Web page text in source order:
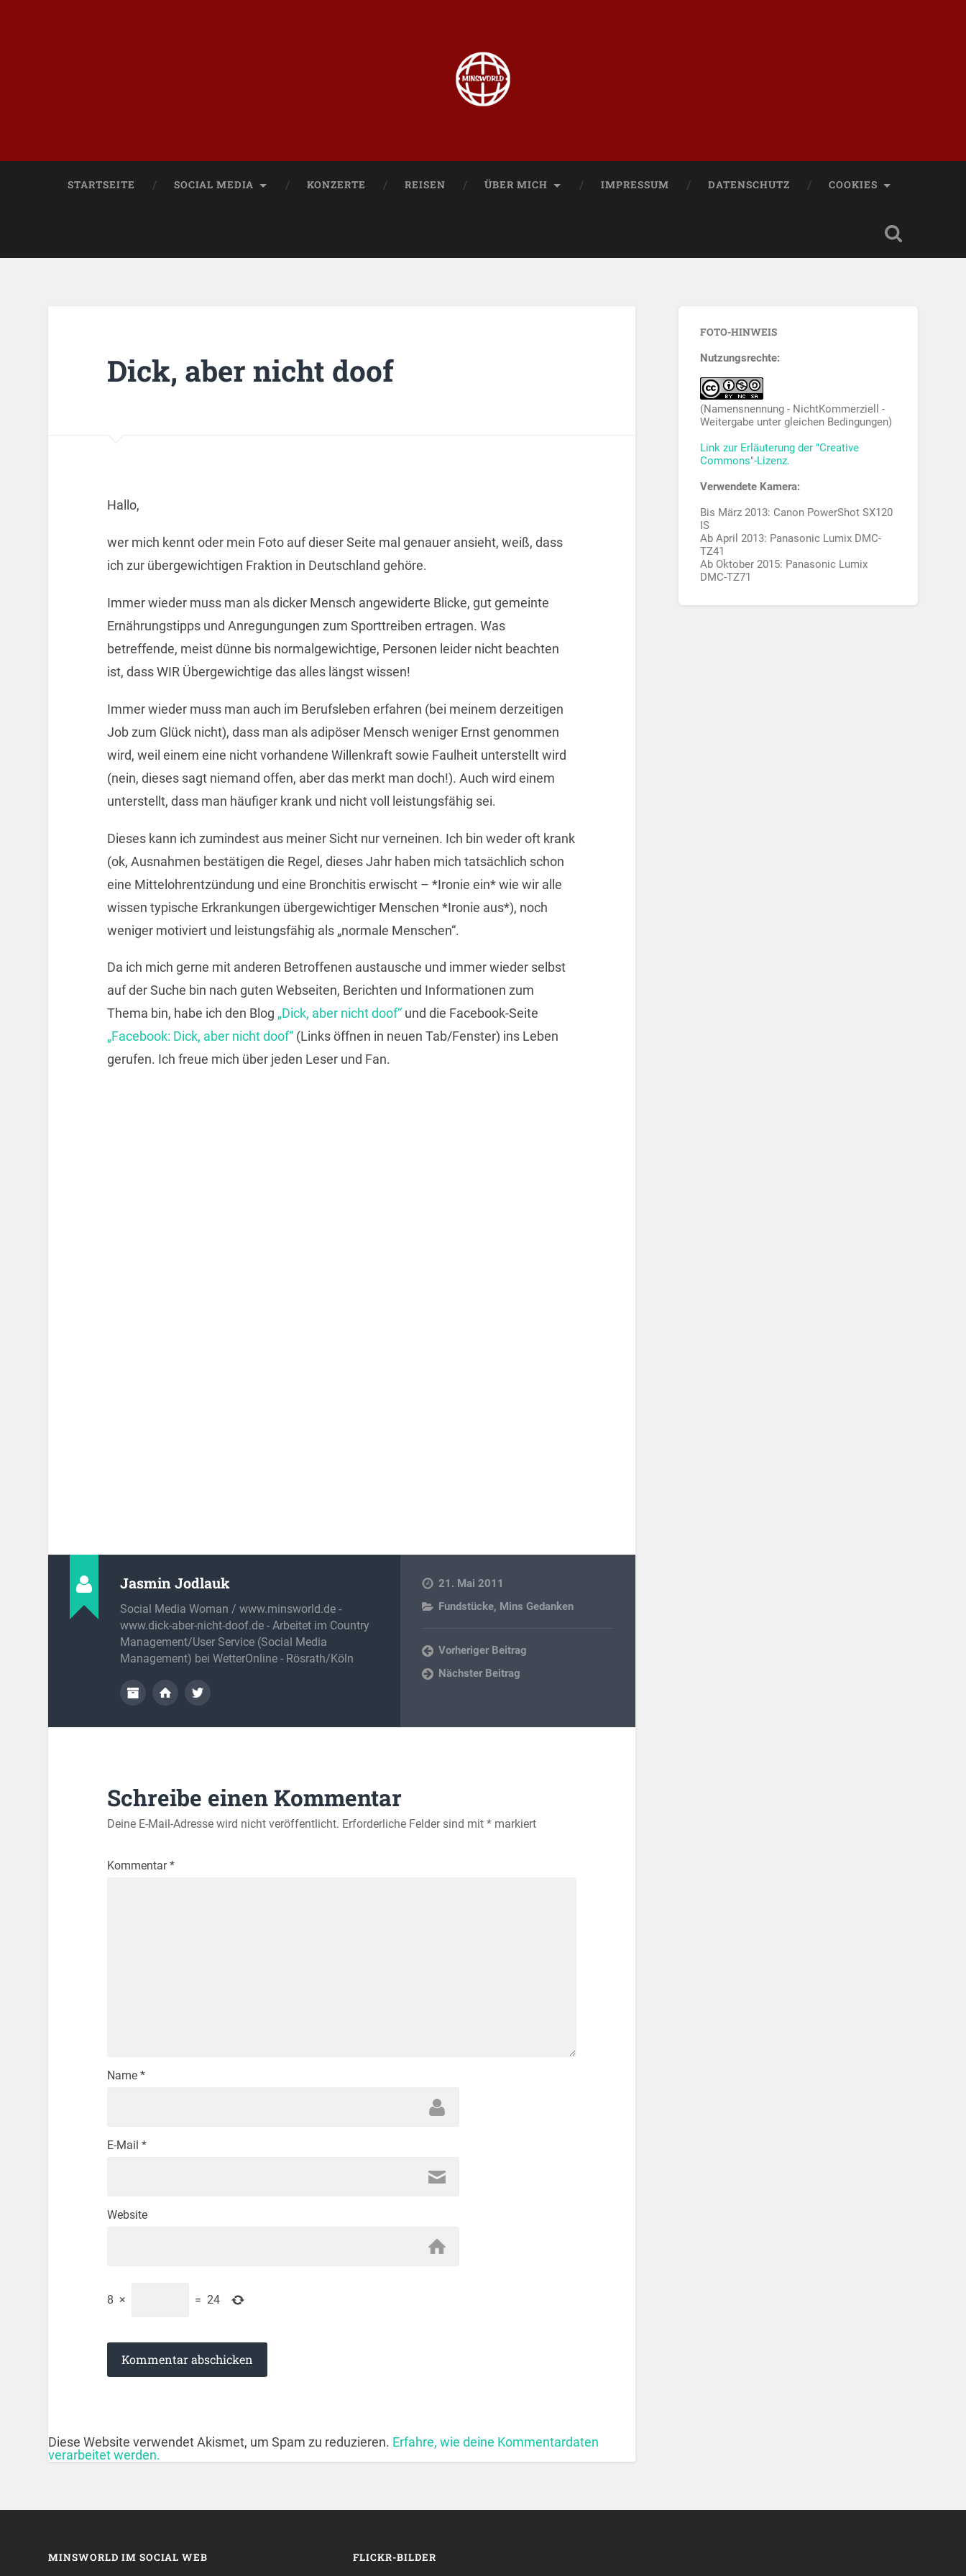
STARTSEITE SOCIAL MEDIA KONZERTE REISEN ÜBER MICH IMPRESSUM DATENSCHUTZ COOKIES
Dick, aber nicht doof
Hallo,
wer mich kennt oder mein Foto auf dieser Seite mal genauer ansieht, weiß, dass
ich zur übergewichtigen Fraktion in Deutschland gehöre.
Immer wieder muss man als dicker Mensch angewiderte Blicke, gut gemeinte
Ernährungstipps und Anregungungen zum Sporttreiben ertragen. Was
betreffende, meist dünne bis normalgewichtige, Personen leider nicht beachten
ist, dass WIR Übergewichtige das alles längst wissen!
Immer wieder muss man auch im Berufsleben erfahren (bei meinem derzeitigen
Job zum Glück nicht), dass man als adipöser Mensch weniger Ernst genommen
wird, weil einem eine nicht vorhandene Willenkraft sowie Faulheit unterstellt wird
(nein, dieses sagt niemand offen, aber das merkt man doch!). Auch wird einem
unterstellt, dass man häufiger krank und nicht voll leistungsfähig sei.
Dieses kann ich zumindest aus meiner Sicht nur verneinen. Ich bin weder oft krank
(ok, Ausnahmen bestätigen die Regel, dieses Jahr haben mich tatsächlich schon
eine Mittelohrentzündung und eine Bronchitis erwischt – *Ironie ein* wie wir alle
wissen typische Erkrankungen übergewichtiger Menschen *Ironie aus*), noch
weniger motiviert und leistungsfähig als „normale Menschen“.
Da ich mich gerne mit anderen Betroffenen austausche und immer wieder selbst
auf der Suche bin nach guten Webseiten, Berichten und Informationen zum
Thema bin, habe ich den Blog „Dick, aber nicht doof“und die Facebook-Seite
„Facebook: Dick, aber nicht doof“(Links öffnen in neuen Tab/Fenster) ins Leben
gerufen. Ich freue mich über jeden Leser und Fan.
Jasmin Jodlauk
Social Media Woman / www.minsworld.de -
www.dick-aber-nicht-doof.de - Arbeitet im Country
Management/User Service (Social Media
Management) bei WetterOnline - Rösrath/Köln
21. Mai 2011
Fundstücke, Mins Gedanken
Vorheriger Beitrag
Nächster Beitrag
Schreibe einen Kommentar
Deine E-Mail-Adresse wird nicht veröffentlicht. Erforderliche Felder sind mit *markiert
Kommentar*
Name *
E-Mail *
Website
8 × = 24
Diese Website verwendet Akismet, um Spam zu reduzieren. Erfahre, wie deine Kommentardaten
verarbeitet werden.
FOTO-HINWEIS
Nutzungsrechte:
(Namensnennung - NichtKommerziell -
Weitergabe unter gleichen Bedingungen)
Link zur Erläuterung der "Creative
Commons"-Lizenz.
Verwendete Kamera:
Bis März 2013: Canon PowerShot SX120
IS
Ab April 2013: Panasonic Lumix DMC-
TZ41
Ab Oktober 2015: Panasonic Lumix
DMC-TZ71
MINSWORLD IM SOCIAL WEB FLICKR-BILDER